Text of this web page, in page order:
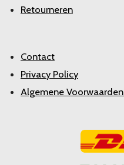
Retourneren
Contact
Privacy Policy
Algemene Voorwaarden